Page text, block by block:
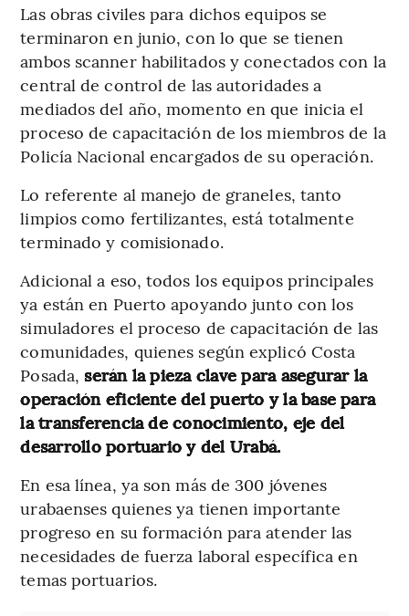
Las obras civiles para dichos equipos se
terminaron en junio, con lo que se tienen
ambos scanner habilitados y conectados con la
central de control de las autoridades a
mediados del año, momento en que inicia el
proceso de capacitación de los miembros de la
Policía Nacional encargados de su operación.
Lo referente al manejo de graneles, tanto
limpios como fertilizantes, está totalmente
terminado y comisionado.
Adicional a eso, todos los equipos principales
ya están en Puerto apoyando junto con los
simuladores el proceso de capacitación de las
comunidades, quienes según explicó Costa
Posada, serán la pieza clave para asegurar la
operación eficiente del puerto y la base para
la transferencia de conocimiento, eje del
desarrollo portuario y del Urabá.
En esa línea, ya son más de 300 jóvenes
urabaenses quienes ya tienen importante
progreso en su formación para atender las
necesidades de fuerza laboral específica en
temas portuarios.